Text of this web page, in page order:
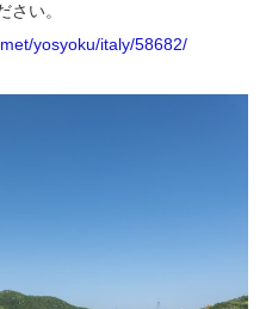
さい。
yosyoku/italy/58682/